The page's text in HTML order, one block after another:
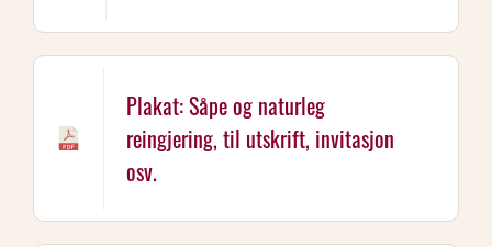
Plakat: Såpe og naturleg
reingjering, til utskrift, invitasjon
osv.